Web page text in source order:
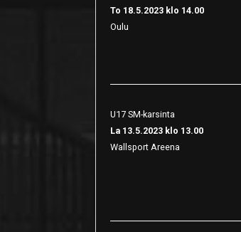
To 18.5.2023 klo 14.00
Oulu
U17 SM-karsinta
La 13.5.2023 klo 13.00
Wallsport Areena